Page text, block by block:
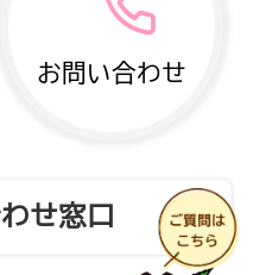
お問い合わせ
せ窓口